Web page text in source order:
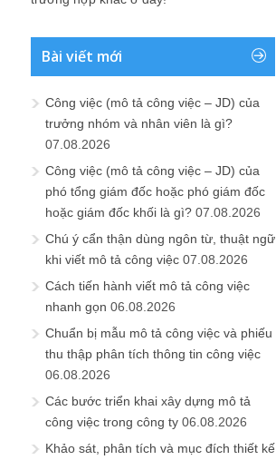
Bài viết mới
Công việc (mô tả công việc – JD) của
trưởng nhóm và nhân viên là gì?
07.08.2026
Công việc (mô tả công việc – JD) của
phó tổng giám đốc hoặc phó giám đốc
hoặc giám đốc khối là gì? 07.08.2026
Chú ý cẩn thận dùng ngôn từ, thuật ngữ
khi viết mô tả công việc 07.08.2026
Cách tiến hành viết mô tả công việc
nhanh gọn 06.08.2026
Chuẩn bị mẫu mô tả công việc và phiếu
thu thập phân tích thông tin công việc
06.08.2026
Các bước triển khai xây dựng mô tả
công việc trong công ty 06.08.2026
Khảo sát, phân tích và mục đích thiết kế